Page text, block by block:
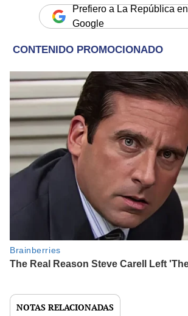
Prefiero a La República en
Google
NOTAS RELACIONADAS